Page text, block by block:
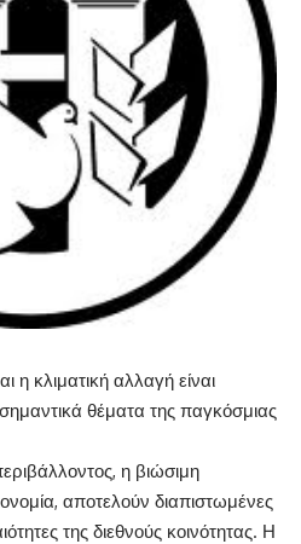
η κλιματική αλλαγή είναι
θέματα της παγκόσμιας
η βιώσιμη
αποτελούν διαπιστωμένες
της διεθνούς κοινότητας. Η